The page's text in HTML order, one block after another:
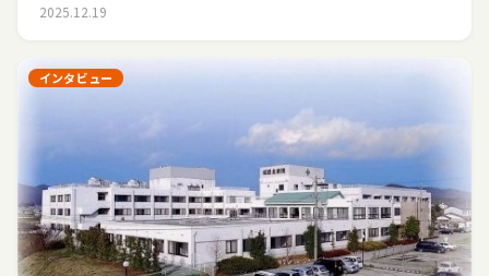
2025.12.19
インタビュー